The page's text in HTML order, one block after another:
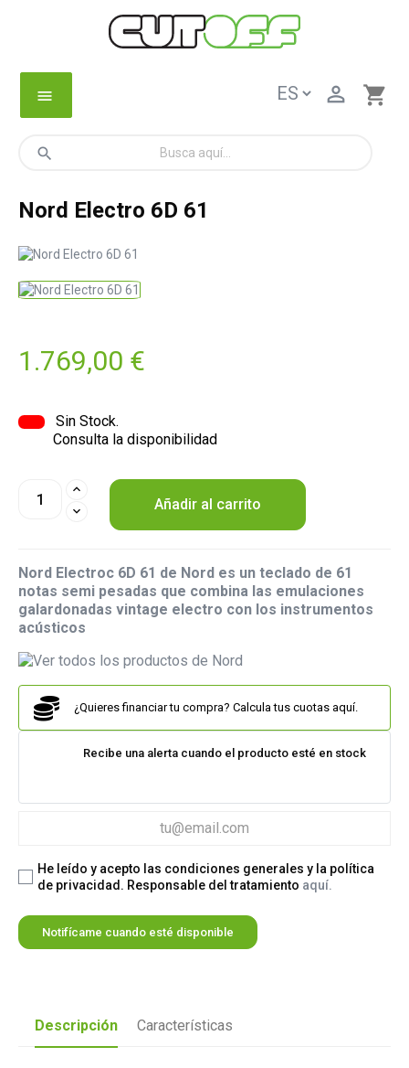
menu shopping_cart

search
Nord Electro 6D 61
1.769,00 €
Sin Stock.
Consulta la disponibilidad
Añadir al carrito
Nord Electroc 6D 61 de Nord es un teclado de 61
notas semi pesadas que combina las emulaciones
galardonadas vintage electro con los instrumentos
acústicos
¿Quieres financiar tu compra? Calcula tus cuotas aquí.
Recibe una alerta cuando el producto esté en stock
He leído y acepto las condiciones generales y la política
de privacidad. Responsable del tratamiento aquí.
Notifícame cuando esté disponible
Descripción Características